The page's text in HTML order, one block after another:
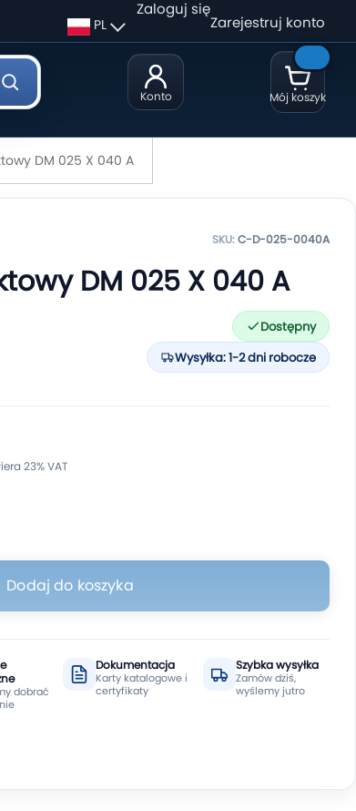
Konto
PL
Zaloguj się
Zarejestruj konto
Mój koszyk
DM 025 X 040 A
SKU:C-D-025-0040A
DM 025 X 040 A
Dostępny
Wysyłka: 1-2 dni robocze
Dodaj do koszyka
dobrać
Dokumentacja
Karty katalogowe i
certyfikaty
Szybka wysyłka
Zamów dziś,
wyślemy jutro